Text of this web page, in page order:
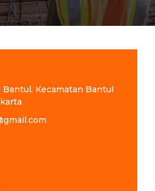
Kecamatan Bantul